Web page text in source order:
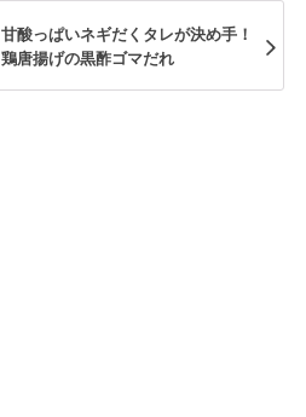
甘酸っぱいネギだくタレが決め手！
鶏唐揚げの黒酢ゴマだれ